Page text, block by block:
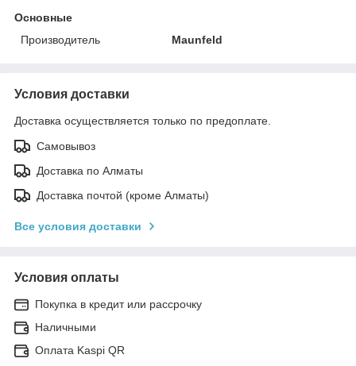
Основные
Производитель
Maunfeld
Условия доставки
Доставка осуществляется только по предоплате.
Самовывоз
Доставка по Алматы
Доставка почтой (кроме Алматы)
Все условия доставки
Условия оплаты
Покупка в кредит или рассрочку
Наличными
Оплата Kaspi QR